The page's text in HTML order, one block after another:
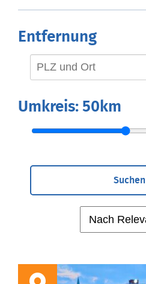
Entfernung
Umkreis: 50km
Suchen